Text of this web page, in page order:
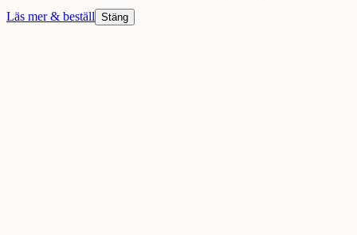
Läs mer & beställ Stäng